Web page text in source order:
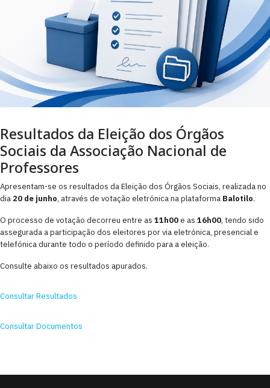
Resultados da Eleição dos Órgãos
Sociais da Associação Nacional de
Professores
Apresentam-se os resultados da Eleição dos Órgãos Sociais, realizada no
dia 20 de junho, através de votação eletrónica na plataforma Balotilo.
O processo de votação decorreu entre as 11h00e as 16h00, tendo sido
assegurada a participação dos eleitores por via eletrónica, presencial e
telefónica durante todo o período definido para a eleição.
Consulte abaixo os resultados apurados.
Consultar Resultados
Consultar Documentos